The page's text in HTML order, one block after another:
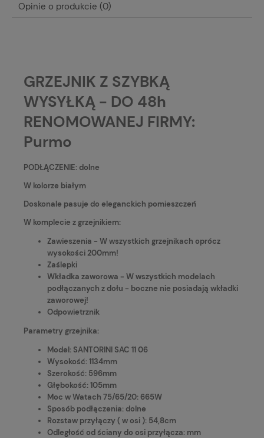
Opinie o produkcie (0)
GRZEJNIK Z SZYBKĄ
WYSYŁKĄ - DO 48h
RENOMOWANEJ FIRMY:
Purmo
PODŁĄCZENIE: dolne
W kolorze białym
Doskonale pasuje do eleganckich pomieszczeń
W komplecie z grzejnikiem:
Zawieszenia - W wszystkich grzejnikach oprócz
wysokości 200mm!
Zaślepki
Wkładka zaworowa - W wszystkich modelach
podłączanych z dołu - boczne nie posiadają wkładki
zaworowej!
Odpowietrznik
Parametry grzejnika:
Model: SANTORINI SAC 11 06
Wysokość: 1134mm
Szerokość: 596mm
Głębokość: 105mm
Moc w Watach 75/65/20: 665W
Sposób podłączenia: dolne
Rozstaw przyłączy ( w osi ): 54,8cm
Odległość od ściany do osi przyłącza: mm